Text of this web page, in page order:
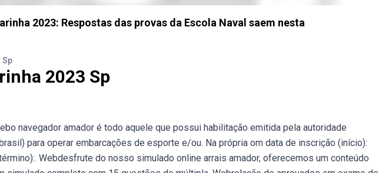
2023: Respostas das provas da Escola Naval saem nesta
Sp
2023 Sp
navegador amador é todo aquele que possui habilitação emitida pela autoridade
para operar embarcações de esporte e/ou. Na própria om data de inscrição (início):
Webdesfrute do nosso simulado online arrais amador, oferecemos um conteúdo